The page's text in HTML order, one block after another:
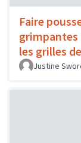
Faire
les grilles
Justine